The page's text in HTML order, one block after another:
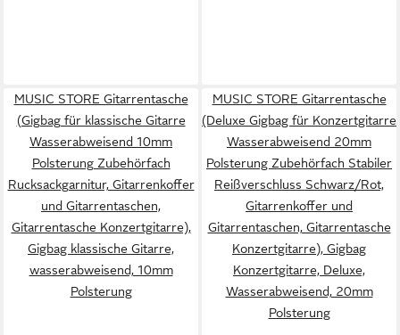
MUSIC STORE Gitarrentasche
(Gigbag für klassische Gitarre
Wasserabweisend 10mm
Polsterung Zubehörfach
Rucksackgarnitur, Gitarrenkoffer
und Gitarrentaschen,
Gitarrentasche Konzertgitarre),
Gigbag klassische Gitarre,
wasserabweisend, 10mm
Polsterung
MUSIC STORE Gitarrentasche
(Deluxe Gigbag für Konzertgitarre
Wasserabweisend 20mm
Polsterung Zubehörfach Stabiler
Reißverschluss Schwarz/Rot,
Gitarrenkoffer und
Gitarrentaschen, Gitarrentasche
Konzertgitarre), Gigbag
Konzertgitarre, Deluxe,
Wasserabweisend, 20mm
Polsterung